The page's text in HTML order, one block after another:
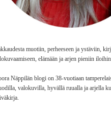
muotiin, perheeseen ja ystäviin,
elämään ja arjen pieniin iloihin.
Näppilän blogi on 38-vuotiaan
valokuvilla, hyvällä ruualla ja arjella